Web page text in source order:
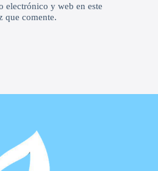
electrónico y web en este
que comente.